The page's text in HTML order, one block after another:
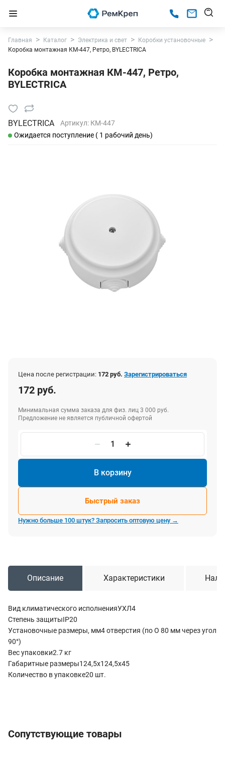
Главная Каталог Электрика и свет
Коробки установочные
Коробка монтажная КМ-447, Ретро, BYLECTRICA
Коробка монтажная КМ-447, Ретро,
BYLECTRICA
BYLECTRICA Артикул: КМ-447
Ожидается поступление ( 1 рабочий день)
Цена после регистрации: 172 руб. Зарегистрироваться
172 руб.
Минимальная сумма заказа для физ. лиц 3 000 руб.
Предложение не является публичной офертой
В корзину
Быстрый заказ
Нужно больше 100 штук? Запросить оптовую цену →
Описание Характеристики
Вид климатического исполненияУХЛ4
Степень защитыIP20
Установочные размеры, мм4 отверстия (по O 80 мм через угол
90°)
Вес упаковки2.7 кг
Габаритные размеры124,5х124,5х45
Количество в упаковке20 шт.
Сопутствующие товары